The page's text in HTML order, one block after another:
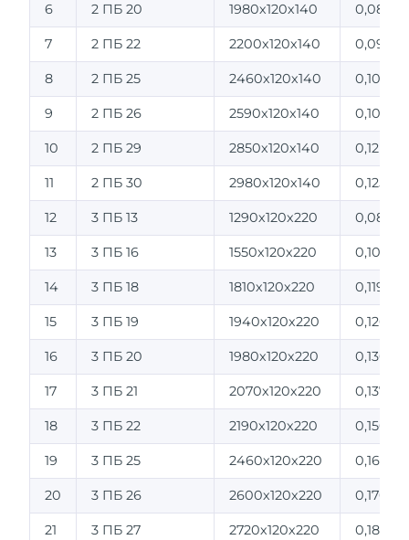
6 2 ПБ 20 1980х120х140 0,084
7 2 ПБ 22 2200х120х140 0,092
8 2 ПБ 25 2460х120х140 0,103
9 2 ПБ 26 2590х120х140 0,109
10 2 ПБ 29 2850х120х140 0,12
11 2 ПБ 30 2980х120х140 0,125
12 3 ПБ 13 1290х120х220 0,085
13 3 ПБ 16 1550х120х220 0,102
14 3 ПБ 18 1810х120х220 0,119
15 3 ПБ 19 1940х120х220 0,126
16 3 ПБ 20 1980х120х220 0,130
17 3 ПБ 21 2070х120х220 0,137
18 3 ПБ 22 2190х120х220 0,150
19 3 ПБ 25 2460х120х220 0,162
20 3 ПБ 26 2600х120х220 0,170
21 3 ПБ 27 2720х120х220 0,180